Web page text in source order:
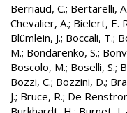
Berriaud, C.; Bertarelli, A.
Chevalier, A.; Bielert, E.
Blümlein, J.; Boccali, T.;
M.; Bondarenko, S.;
Boscolo, M.; Boselli, S.;
Bozzi, C.; Bozzini, D.;
J.; Bruce, R.; De